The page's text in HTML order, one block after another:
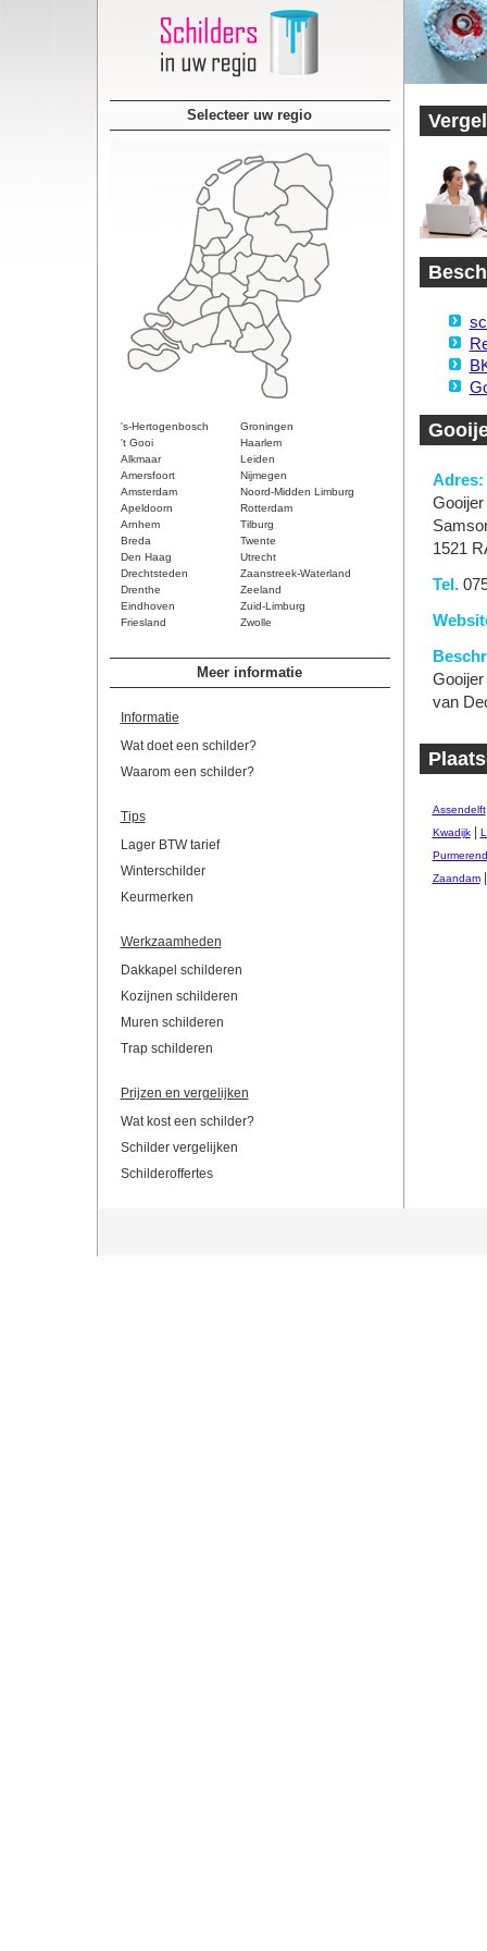
Selecteer uw regio
's-Hertogenbosch
Groningen
't Gooi
Haarlem
Alkmaar
Leiden
Amersfoort
Nijmegen
Amsterdam
Noord-Midden Limburg
Apeldoorn
Rotterdam
Arnhem
Tilburg
Breda
Twente
Den Haag
Utrecht
Drechtsteden
Zaanstreek-Waterland
Drenthe
Zeeland
Eindhoven
Zuid-Limburg
Friesland
Zwolle
Meer informatie
Informatie
Wat doet een schilder?
Waarom een schilder?
Tips
Lager BTW tarief
Winterschilder
Keurmerken
Werkzaamheden
Dakkapel schilderen
Kozijnen schilderen
Muren schilderen
Trap schilderen
Prijzen en vergelijken
Wat kost een schilder?
Schilder vergelijken
Schilderoffertes
Adres:
1521
Tel.
van
Assendelft
Kwadijk|
Purmerend
Zaandam